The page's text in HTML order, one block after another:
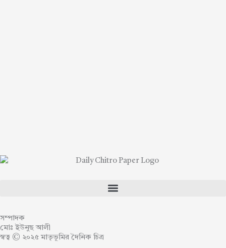
সম্পাদক
মোঃ ইউনুছ আলী
স্বত্ব © ২০২৫ মাতৃভূমির দৈনিক চিত্র